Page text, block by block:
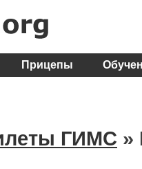
Прицепы
ГИМС »